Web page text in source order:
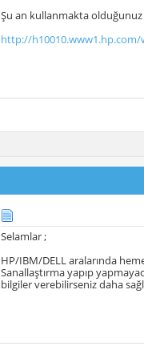
Şu an kullanmakta
http://
Selamlar ;
HP/IBM/DELL aralarında
Sanallaştırma yapıp
bilgiler verebilirseniz daha